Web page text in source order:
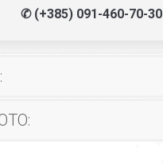
✆ (+385) 091-460-70-30